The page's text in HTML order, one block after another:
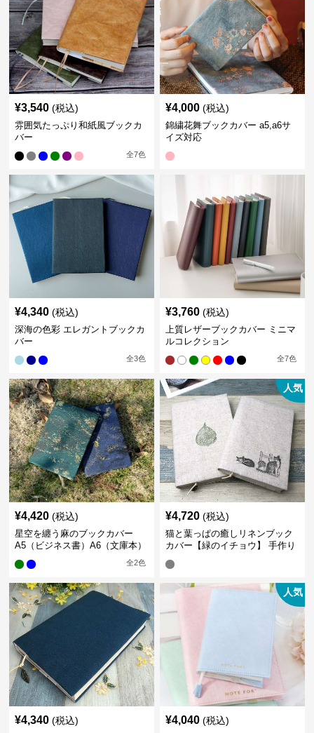
¥3,540 (税込)
雰囲気たっぷり和紙風ブックカ
バー
全7色
¥4,000 (税込)
錦繍花舞ブックカバー a5,a6サ
イズ対応
¥4,340 (税込)
深海の色彩 エレガントブックカ
バー
全3色
¥3,760 (税込)
上質レザーブックカバー ミニマ
ルコレクション
全7色
¥4,420 (税込)
星空を纏う麻のブックカバー
A5（ビジネス書）A6（文庫本）
全2色
人気
¥4,720 (税込)
猫と葉っぱの癒しリネンブック
カバー【緑のイチョウ】 手作り
¥4,340 (税込)
人気
¥4,040 (税込)